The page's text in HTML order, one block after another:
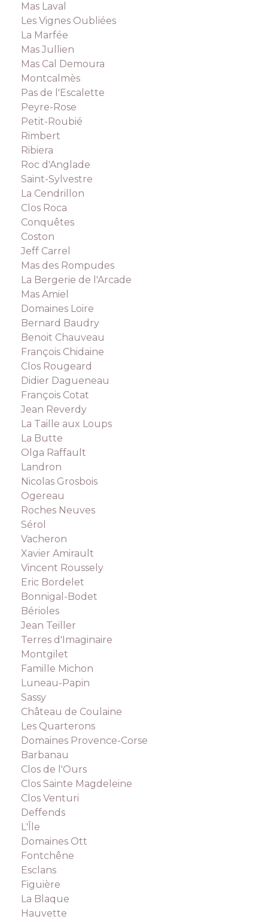
Mas Laval
Les Vignes Oubliées
La Marfée
Mas Jullien
Mas Cal Demoura
Montcalmès
Pas de l'Escalette
Peyre-Rose
Petit-Roubié
Rimbert
Ribiera
Roc d'Anglade
Saint-Sylvestre
La Cendrillon
Clos Roca
Conquêtes
Coston
Jeff Carrel
Mas des Rompudes
La Bergerie de l'Arcade
Mas Amiel
Domaines Loire
Bernard Baudry
Benoit Chauveau
François Chidaine
Clos Rougeard
Didier Dagueneau
François Cotat
Jean Reverdy
La Taille aux Loups
La Butte
Olga Raffault
Landron
Nicolas Grosbois
Ogereau
Roches Neuves
Sérol
Vacheron
Xavier Amirault
Vincent Roussely
Eric Bordelet
Bonnigal-Bodet
Bérioles
Jean Teiller
Terres d'Imaginaire
Montgilet
Famille Michon
Luneau-Papin
Sassy
Château de Coulaine
Les Quarterons
Domaines Provence-Corse
Barbanau
Clos de l'Ours
Clos Sainte Magdeleine
Clos Venturi
Deffends
L'Île
Domaines Ott
Fontchêne
Esclans
Figuière
La Blaque
Hauvette